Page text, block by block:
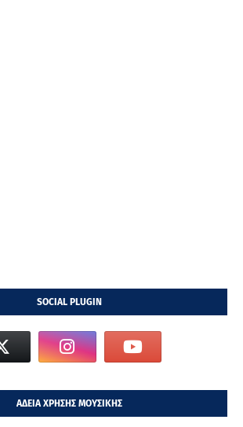
SOCIAL PLUGIN
ΑΔΕΙΑ ΧΡΗΣΗΣ ΜΟΥΣΙΚΗΣ